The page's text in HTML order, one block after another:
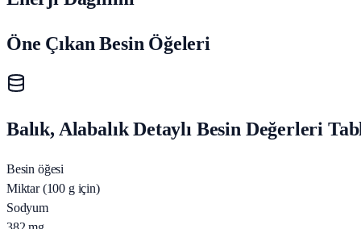
Öne Çıkan Besin Öğeleri
Balık, Alabalık Detaylı Besin Değerleri
Besin öğesi
Miktar (100 g için)
Sodyum